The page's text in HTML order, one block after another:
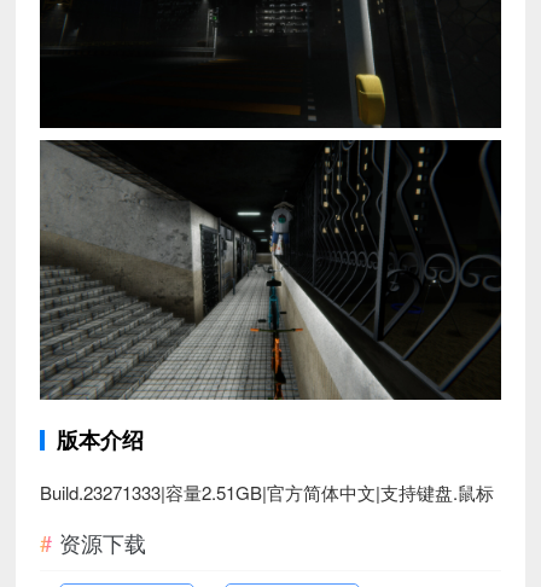
版本介绍
Build.23271333|容量2.51GB|官方简体中文|支持键盘.鼠标
资源下载